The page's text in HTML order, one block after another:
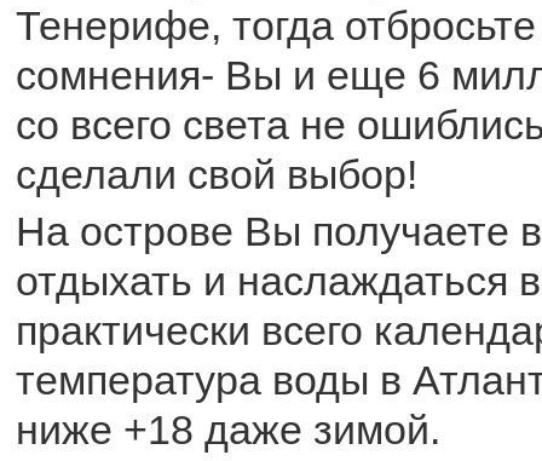
Тенерифе, тогда
сомнения- Вы и еще 6
со всего света не
сделали свой выбор!
На острове Вы получаете
отдыхать и наслаждаться
практически всего
температура воды в
ниже +18 даже зимой.